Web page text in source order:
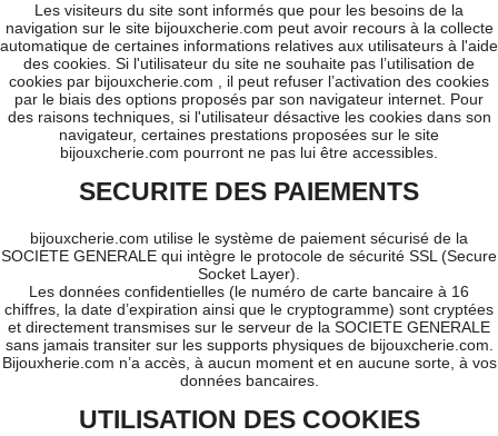
Les visiteurs du site sont informés que pour les besoins de la
navigation sur le site bijouxcherie.com peut avoir recours à la collecte
automatique de certaines informations relatives aux utilisateurs à l'aide
des cookies. Si l'utilisateur du site ne souhaite pas l’utilisation de
cookies par bijouxcherie.com , il peut refuser l’activation des cookies
par le biais des options proposés par son navigateur internet. Pour
des raisons techniques, si l'utilisateur désactive les cookies dans son
navigateur, certaines prestations proposées sur le site
bijouxcherie.com pourront ne pas lui être accessibles.
SECURITE DES PAIEMENTS
bijouxcherie.com utilise le système de paiement sécurisé de la
SOCIETE GENERALE qui intègre le protocole de sécurité SSL (Secure
Socket Layer).
Les données confidentielles (le numéro de carte bancaire à 16
chiffres, la date d’expiration ainsi que le cryptogramme) sont cryptées
et directement transmises sur le serveur de la SOCIETE GENERALE
sans jamais transiter sur les supports physiques de bijouxcherie.com.
Bijouxherie.com n’a accès, à aucun moment et en aucune sorte, à vos
données bancaires.
UTILISATION DES COOKIES